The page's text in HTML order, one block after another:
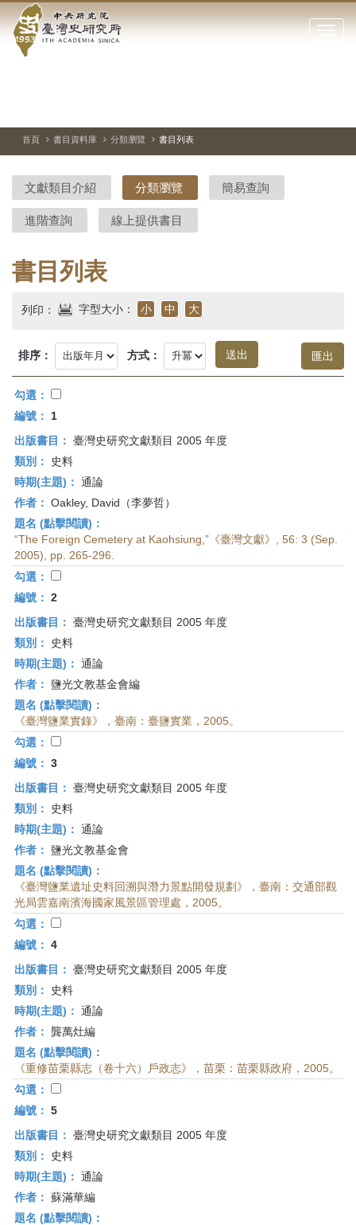
到中
央
院-
臺
灣
史
研
究
首
頁
點
閉
站
停、
圖
圖
結
首頁 書目資料庫 分類瀏覽 書目列表
文獻類目介紹 分類瀏覽 簡易查詢
進階查詢 線上提供書目
書目列表
列印： 字型大小： 小 中 大
排序： 方式：
勾選：
編號：
1
出版書目： 臺灣史研究文獻類目 2005 年度
類別：
史料
時期(主題)： 通論
作者： Oakley, David（李夢哲）
題名 (點擊閱讀)：
“The Foreign Cemetery at Kaohsiung,”《臺灣文獻》, 56: 3 (Sep.
2005), pp. 265-296.
勾選：
編號： 2
出版書目： 臺灣史研究文獻類目 2005 年度
類別：
史料
時期(主題)： 通論
作者：
鹽光文教基金會編
題名 (點擊閱讀)：
《臺灣鹽業實錄》，臺南：臺鹽實業，2005。
勾選：
編號： 3
出版書目： 臺灣史研究文獻類目 2005 年度
類別：
史料
時期(主題)： 通論
作者：
鹽光文教基金會
題名 (點擊閱讀)：
《臺灣鹽業遺址史料回溯與潛力景點開發規劃》，臺南：交通部觀
光局雲嘉南濱海國家風景區管理處，2005。
勾選：
編號： 4
出版書目： 臺灣史研究文獻類目 2005 年度
類別：
史料
時期(主題)： 通論
作者： 龔萬灶編
題名 (點擊閱讀)：
《重修苗栗縣志（卷十六）戶政志》，苗栗：苗栗縣政府，2005。
勾選：
編號： 5
出版書目： 臺灣史研究文獻類目 2005 年度
類別：
史料
時期(主題)： 通論
作者： 蘇滿華編
題名 (點擊閱讀)：